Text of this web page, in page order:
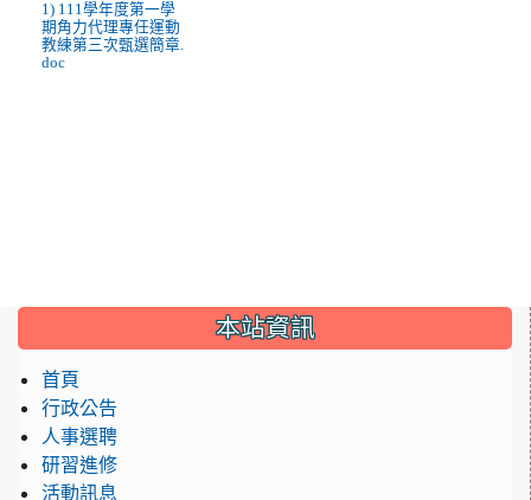
1) 111學年度第一學
期角力代理專任運動
教練第三次甄選簡章.
doc
::: 本站資訊
首頁
行政公告
人事選聘
研習進修
活動訊息